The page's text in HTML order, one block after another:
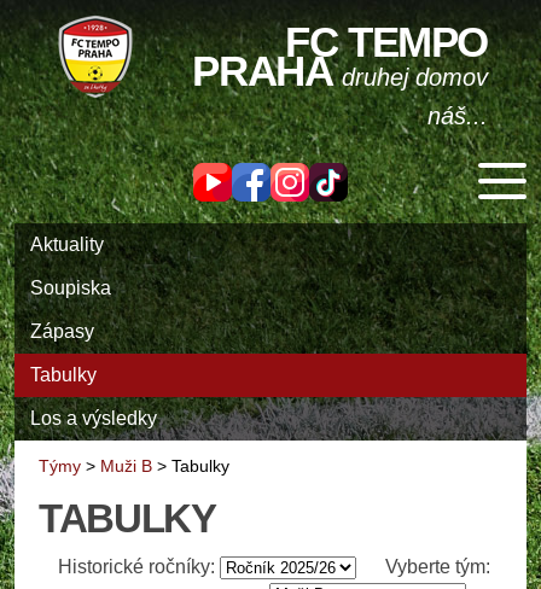
FC TEMPO
PRAHAdruhej domov
náš...
Aktuality
Soupiska
Zápasy
Tabulky
Los a výsledky
Týmy > Muži B > Tabulky
TABULKY
Historické ročníky: Vyberte tým: